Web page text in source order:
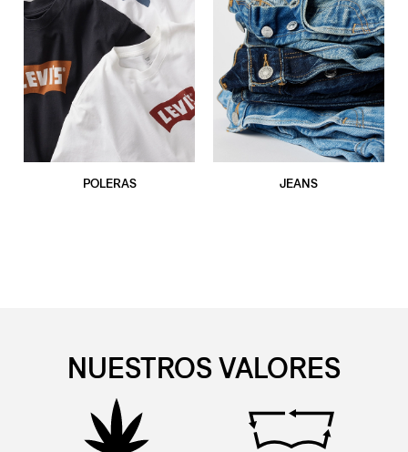
POLERAS JEANS
NUESTROS VALORES